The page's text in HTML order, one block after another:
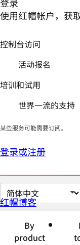
使用红帽帐户，获
控制台访问
活动报名
培训和试用
世界一流的支持
某些服务可能需要订阅。
登录或注册
切
换
红帽博客
By
product